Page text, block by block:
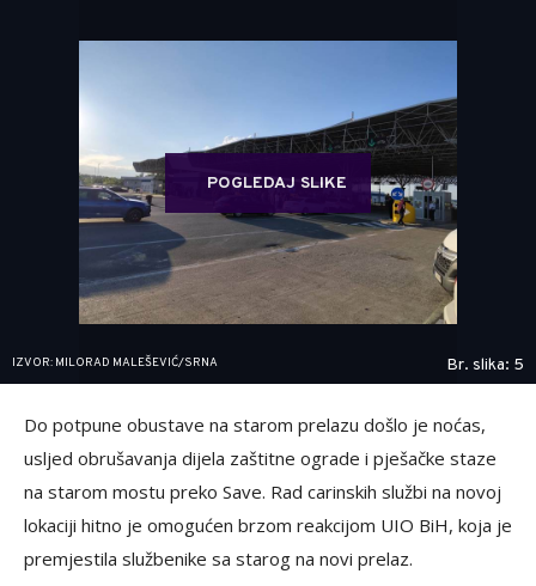
POGLEDAJ SLIKE
IZVOR: MILORAD MALEŠEVIĆ/SRNA Br. slika: 5
Do potpune obustave na starom prelazu došlo je noćas,
usljed obrušavanja dijela zaštitne ograde i pješačke staze
na starom mostu preko Save. Rad carinskih službi na novoj
lokaciji hitno je omogućen brzom reakcijom UIO BiH, koja je
premjestila službenike sa starog na novi prelaz.